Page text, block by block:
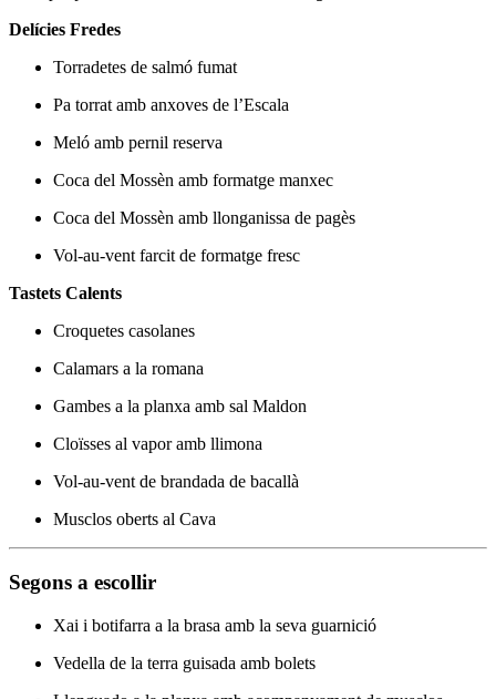
Delícies Fredes
Torradetes de salmó fumat
Pa torrat amb anxoves de l’Escala
Meló amb pernil reserva
Coca del Mossèn amb formatge manxec
Coca del Mossèn amb llonganissa de pagès
Vol-au-vent farcit de formatge fresc
Tastets Calents
Croquetes casolanes
Calamars a la romana
Gambes a la planxa amb sal Maldon
Cloïsses al vapor amb llimona
Vol-au-vent de brandada de bacallà
Musclos oberts al Cava
Segons a escollir
Xai i botifarra a la brasa amb la seva guarnició
Vedella de la terra guisada amb bolets